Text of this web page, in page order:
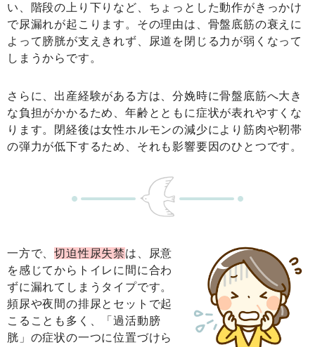
い、階段の上り下りなど、ちょっとした動作がきっかけ
で尿漏れが起こります。その理由は、骨盤底筋の衰えに
よって膀胱が支えきれず、尿道を閉じる力が弱くなって
しまうからです。
さらに、出産経験がある方は、分娩時に骨盤底筋へ大き
な負担がかかるため、年齢とともに症状が表れやすくな
ります。閉経後は女性ホルモンの減少により筋肉や靭帯
の弾力が低下するため、それも影響要因のひとつです。
一方で、切迫性尿失禁は、尿意
を感じてからトイレに間に合わ
ずに漏れてしまうタイプです。
頻尿や夜間の排尿とセットで起
こることも多く、「過活動膀
胱」の症状の一つに位置づけら